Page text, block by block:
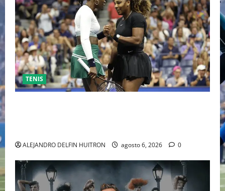
TENIS
ALEJANDRO DELFIN HUITRON agosto 6, 2026 0